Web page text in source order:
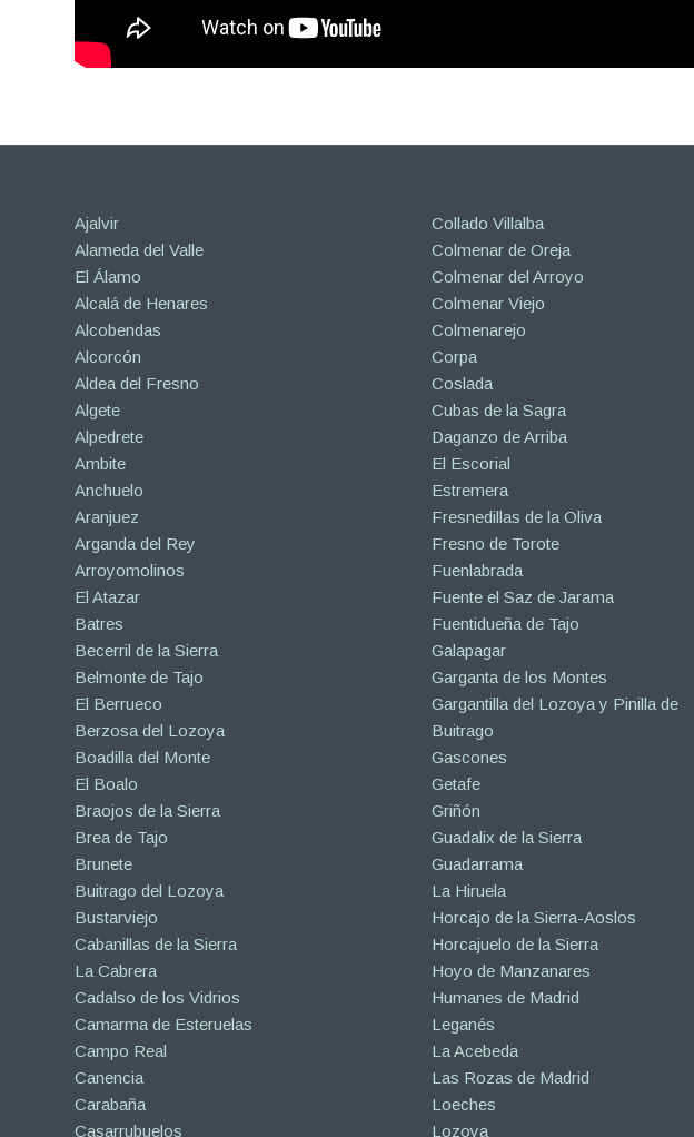
Ajalvir
Alameda del Valle
El Álamo
Alcalá de Henares
Alcobendas
Alcorcón
Aldea del Fresno
Algete
Alpedrete
Ambite
Anchuelo
Aranjuez
Arganda del Rey
Arroyomolinos
El Atazar
Batres
Becerril de la Sierra
Belmonte de Tajo
El Berrueco
Berzosa del Lozoya
Boadilla del Monte
El Boalo
Braojos de la Sierra
Brea de Tajo
Brunete
Buitrago del Lozoya
Bustarviejo
Cabanillas de la Sierra
La Cabrera
Cadalso de los Vidrios
Camarma de Esteruelas
Campo Real
Canencia
Carabaña
Casarrubuelos
Collado Villalba
Colmenar de Oreja
Colmenar del Arroyo
Colmenar Viejo
Colmenarejo
Corpa
Coslada
Cubas de la Sagra
Daganzo de Arriba
El Escorial
Estremera
Fresnedillas de la Oliva
Fresno de Torote
Fuenlabrada
Fuente el Saz de Jarama
Fuentidueña de Tajo
Galapagar
Garganta de los Montes
Gargantilla del Lozoya y Pinilla de
Buitrago
Gascones
Getafe
Griñón
Guadalix de la Sierra
Guadarrama
La Hiruela
Horcajo de la Sierra-Aoslos
Horcajuelo de la Sierra
Hoyo de Manzanares
Humanes de Madrid
Leganés
La Acebeda
Las Rozas de Madrid
Loeches
Lozoya